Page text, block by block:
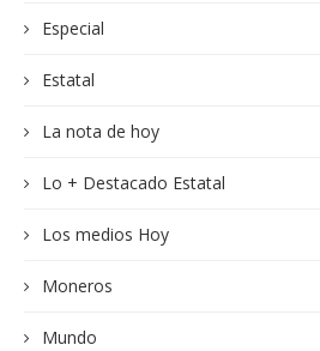
Especial
Estatal
La nota de hoy
Lo + Destacado Estatal
Los medios Hoy
Moneros
Mundo